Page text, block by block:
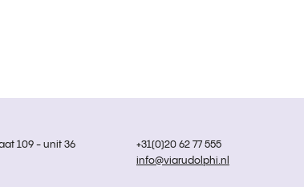
109 - unit 36
+31(0)20 62 77 555
info@viarudolphi.nl